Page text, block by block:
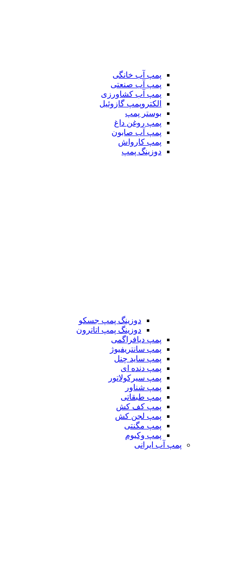
پمپ آب خانگی
پمپ آب صنعتی
پمپ آب کشاورزی
الکتروپمپ گازوئیل
بوستر پمپ
پمپ روغن داغ
پمپ آب صابون
پمپ کارواش
دوزینگ پمپ
دوزینگ پمپ جسکو
دوزینگ پمپ اتاترون
پمپ دیافراگمی
پمپ سانتریفیوژ
پمپ ساید چنل
پمپ دنده ای
پمپ سیرکولاتور
پمپ شناور
پمپ طبقاتی
پمپ کف کش
پمپ لجن کش
پمپ مگنتی
پمپ وکیوم
پمپ آب ایرانی